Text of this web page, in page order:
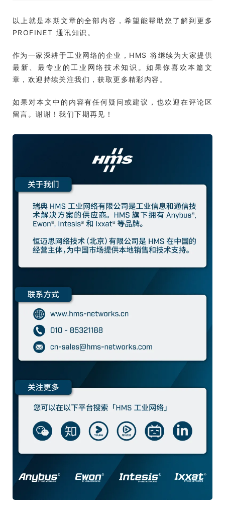
以上就是本期文章的全部内容，希望能帮助您了解到更多
PROFINET 通讯知识。
作为一家深耕于工业网络的企业，HMS 将继续为大家提供
最新、最专业的工业网络技术知识。如果你喜欢本篇文
章，欢迎持续关注我们，获取更多精彩内容。
如果对本文中的内容有任何疑问或建议，也欢迎在评论区
留言。谢谢！我们下期再见！